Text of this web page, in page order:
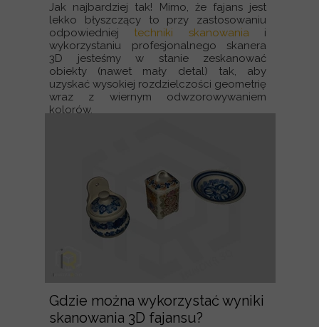
Jak najbardziej tak! Mimo, że fajans jest
lekko błyszczący to przy zastosowaniu
odpowiedniej techniki skanowaniai
wykorzystaniu profesjonalnego skanera
3D jesteśmy w stanie zeskanować
obiekty (nawet mały detal) tak, aby
uzyskać wysokiej rozdzielczości geometrię
wraz z wiernym odwzorowywaniem
kolorów.
Gdzie można wykorzystać wyniki
skanowania 3D fajansu?